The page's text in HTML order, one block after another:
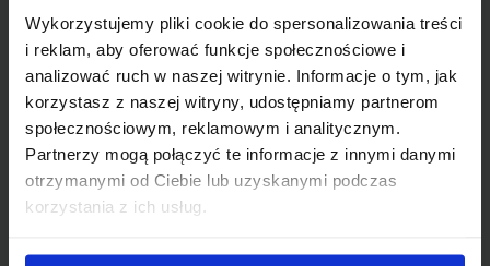
Wykorzystujemy pliki cookie do spersonalizowania treści
i reklam, aby oferować funkcje społecznościowe i
analizować ruch w naszej witrynie. Informacje o tym, jak
korzystasz z naszej witryny, udostępniamy partnerom
społecznościowym, reklamowym i analitycznym.
Partnerzy mogą połączyć te informacje z innymi danymi
otrzymanymi od Ciebie lub uzyskanymi podczas
korzystania z ich usług.
Wiek
– Minimum 21 lat i pełna zdolność do
czynności prawnych.
Wykształcenie– Ukończona co najmniej
szkoła podstawowa (siedmioklasowa lub
ośmioklasowa) lub gimnazjum.
Obywatelstwo– Możesz ubiegać się o
wpis, jeśli jesteś obywatelem Polski, innego
kraju UE, Szwajcarii, Norwegii, Islandii lub
Lichtensteinu.
Niekaralność– Brak skazania